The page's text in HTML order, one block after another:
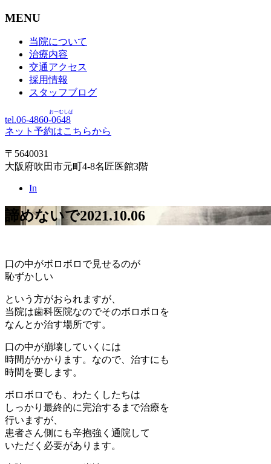
MENU
当院について
治療内容
交通アクセス
採用情報
スタッフブログ
tel.06-4860-0648
おーむしば
ネット予約はこちらから
〒5640031
大阪府吹田市元町4-8名匠医館3階
In
諦めないで2021.10.06
口の中がボロボロで見せるのが
恥ずかしい
という方がおられますが、
当院は歯科医院なのでそのボロボロを
なんとか治す場所です。
口の中が崩壊していくには
時間がかかります。なので、治すにも
時間を要します。
ボロボロでも、わたくしたちは
しっかり最終的に完治するまで治療を
行いますが、
患者さん側にも辛抱強く通院して
いただく必要があります。